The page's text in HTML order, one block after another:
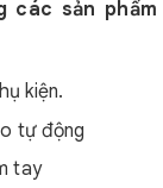
các sản phẩm
kiện.
tự động
tay